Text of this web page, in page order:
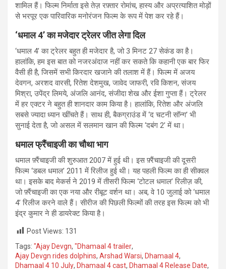
शामिल हैं। फिल्म निर्माता इसे तेज़ रफ़्तार रोमांच, हास्य और अप्रत्याशित मोड़ों
से भरपूर एक पारिवारिक मनोरंजन फिल्म के रूप में पेश कर रहे हैं।
‘धमाल 4’ का मजेदार ट्रेलर जीत लेगा दिल
‘धमाल 4’ का ट्रेलर बहुत ही मजेदार है, जो 3 मिनट 27 सेकंड का है।
हालांकि, हम इस बात को नजरअंदाज नहीं कर सकते कि कहानी एक बार फिर
वैसी ही है, जिसमें सभी किरदार खजाने की तलाश में हैं। फिल्म में अजय
देवगन, अरशद वारसी, रितेश देशमुख, जावेद जाफरी, रवि किशन, संजय
मिश्रा, उपेंद्र लिमये, अंजलि आनंद, संजीदा शेख और ईशा गुप्ता हैं। ट्रेलर
में हर एक्टर ने बहुत ही शानदार काम किया है। हालांकि, रितेश और अंजलि
सबसे ज्यादा ध्यान खींचते हैं। साथ ही, बैकग्राउंड में ‘द चटनी सॉन्ग’ भी
सुनाई देता है, जो असल में सलमान खान की फिल्म ‘दबंग 2’ में था।
धमाल फ्रैंचाइजी का चौथा भाग
धमाल फ़्रैंचाइजी की शुरुआत 2007 में हुई थी। इस फ़्रैंचाइजी की दूसरी
फिल्म ‘डबल धमाल’ 2011 में रिलीज हुई थी। यह पहली फिल्म का ही सीक्वल
था। इसके बाद मेकर्स ने 2019 में तीसरी फिल्म ‘टोटल धमाल’ रिलीज़ की,
जो फ़्रैंचाइजी का एक नया और रीबूट वर्शन था। अब, वे 10 जुलाई को ‘धमाल
4’ रिलीज करने वाले हैं। सीरीज की पिछली फिल्मों की तरह इस फिल्म को भी
इंद्र कुमार ने ही डायरेक्ट किया है।
Post Views: 131
Tags: "Ajay Devgn, "Dhamaal 4 trailer,
Ajay Devgn rides dolphins, Arshad Warsi, Dhamaal 4,
Dhamaal 4 10 July, Dhamaal 4 cast, Dhamaal 4 Release Date,